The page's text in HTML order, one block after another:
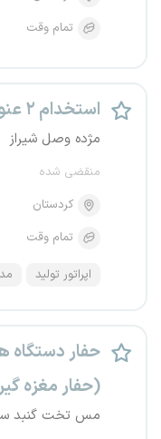
تمام وقت
استخدام ۲ عنوان شغلی
مژده وصل شیراز
منقضی شده
کردستان
تمام وقت
اپراتور تولید
حفار دستگاه
(حفار مغزه
مس تخت گنبد